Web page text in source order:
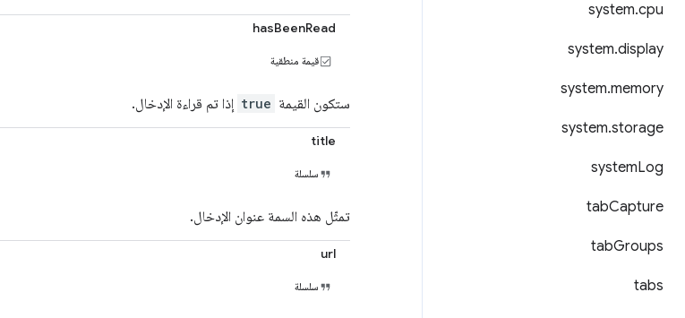
system.cpu
system.display
system.memory
system.storage
systemLog
tabCapture
tabGroups
tabs
hasBeenRead
قيمة منطقية
ستكون القيمة true إذا تم قراءة الإدخال.
title
سلسلة
تمثّل هذه السمة عنوان الإدخال.
url
سلسلة